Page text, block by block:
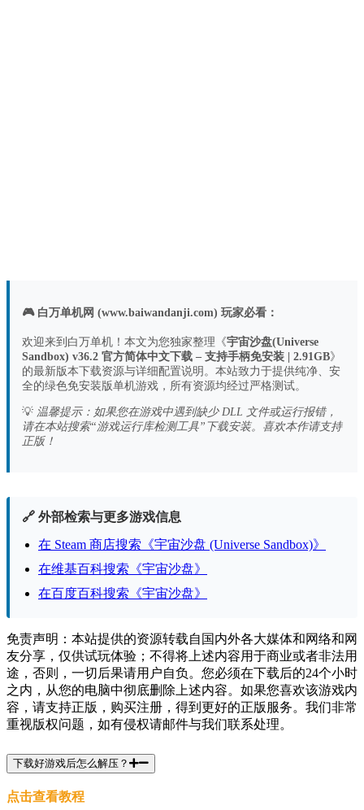
🎮 白万单机网 (www.baiwandanji.com) 玩家必看：
欢迎来到白万单机！本文为您独家整理《宇宙沙盘(Universe
Sandbox) v36.2 官方简体中文下载 – 支持手柄免安装 | 2.91GB》
的最新版本下载资源与详细配置说明。本站致力于提供纯净、安
全的绿色免安装版单机游戏，所有资源均经过严格测试。
💡 温馨提示：如果您在游戏中遇到缺少 DLL 文件或运行报错，
请在本站搜索“游戏运行库检测工具”下载安装。喜欢本作请支持
正版！
🔗 外部检索与更多游戏信息
在 Steam 商店搜索《宇宙沙盘 (Universe Sandbox)》
在维基百科搜索《宇宙沙盘》
在百度百科搜索《宇宙沙盘》
免责声明：本站提供的资源转载自国内外各大媒体和网络和网
友分享，仅供试玩体验；不得将上述内容用于商业或者非法用
途，否则，一切后果请用户自负。您必须在下载后的24个小时
之内，从您的电脑中彻底删除上述内容。如果您喜欢该游戏内
容，请支持正版，购买注册，得到更好的正版服务。我们非常
重视版权问题，如有侵权请邮件与我们联系处理。
下载好游戏后怎么解压？
点击查看教程